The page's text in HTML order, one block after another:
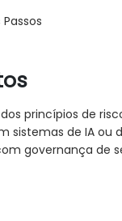
princípios de
sistemas de IA ou
governança de